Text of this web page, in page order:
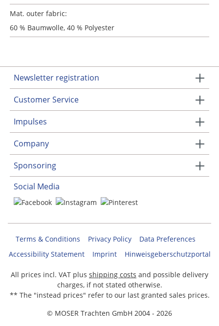
Mat. outer fabric:
60 % Baumwolle, 40 % Polyester
Newsletter registration
Customer Service
Impulses
Company
Sponsoring
Social Media
Terms & Conditions Privacy Policy
Data Preferences
Accessibility Statement
Imprint Hinweisgeberschutzportal
All prices incl. VAT plus shipping costs and possible delivery
charges, if not stated otherwise.
** The "instead prices" refer to our last granted sales prices.
© MOSER Trachten GmbH 2004 - 2026